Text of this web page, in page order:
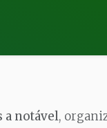
a notável,